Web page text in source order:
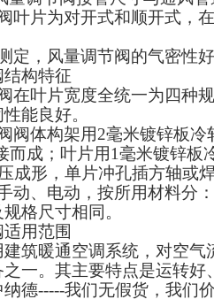
叶片为对开式和顺开式，
定，风量调节阀的气密性
构特征
在叶片宽度全统一为四种
能良好。
阀体构架用2毫米镀锌板
而成；叶片用1毫米镀锌
成形，单片冲孔插方轴或焊
动、电动，按所用材料分
格尺寸相同。
用范围
建筑暖通空调系统，对空
一。其主要特点是运转好
德-----我们无假货，我们